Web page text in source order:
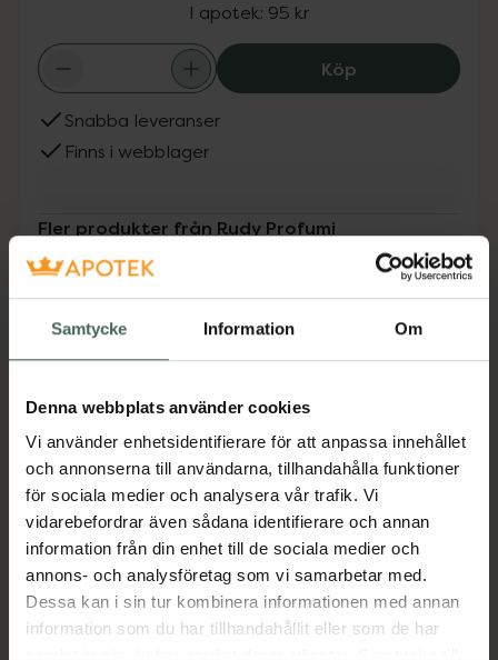
Samtycke Information Om
Denna webbplats använder cookies
Vi använder enhetsidentifierare för att anpassa innehållet
och annonserna till användarna, tillhandahålla funktioner
för sociala medier och analysera vår trafik. Vi
vidarebefordrar även sådana identifierare och annan
information från din enhet till de sociala medier och
annons- och analysföretag som vi samarbetar med.
Dessa kan i sin tur kombinera informationen med annan
information som du har tillhandahållit eller som de har
I apotek: 95 kr
KöpRudy Profumi
Snabba leveranser
Finns i webblager
Fler produkter från Rudy Profumi
Aktuella erbjudanden
Beskrivning Dölj
och en fräsch, blommig doft av pion och
nyplockade blommor.
Jämförpris 0,95 kr/ml
EAN:08008860032195
Kategorier:
HandkrämHandvårdHänder och fötter